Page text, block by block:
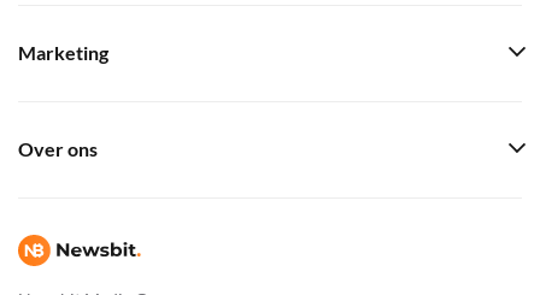
Marketing
Over ons